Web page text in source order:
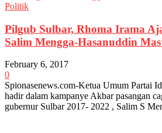
Politik
Pilgub Sulbar, Rhoma Irama
Salim Mengga-Hasanuddin
February 6, 2017
0
Spionasenews.com-Ketua Umum Partai
hadir dalam kampanye Akbar pasangan
gubernur Sulbar 2017- 2022 , Salim S